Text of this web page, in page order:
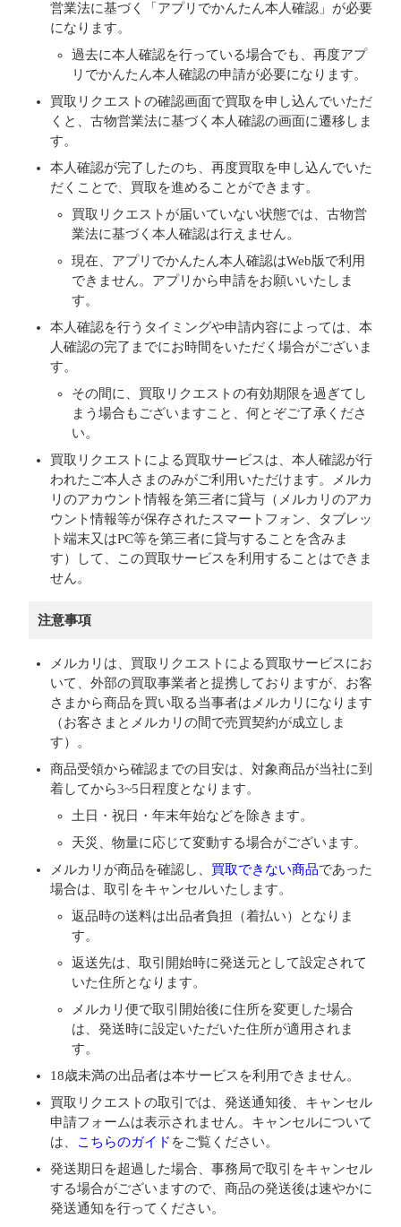
営業法に基づく「アプリでかんたん本人確認」が必要
になります。
過去に本人確認を行っている場合でも、再度アプ
リでかんたん本人確認の申請が必要になります。
買取リクエストの確認画面で買取を申し込んでいただ
くと、古物営業法に基づく本人確認の画面に遷移しま
す。
本人確認が完了したのち、再度買取を申し込んでいた
だくことで、買取を進めることができます。
買取リクエストが届いていない状態では、古物営
業法に基づく本人確認は行えません。
現在、アプリでかんたん本人確認はWeb版で利用
できません。アプリから申請をお願いいたしま
す。
本人確認を行うタイミングや申請内容によっては、本
人確認の完了までにお時間をいただく場合がございま
す。
その間に、買取リクエストの有効期限を過ぎてし
まう場合もございますこと、何とぞご了承くださ
い。
買取リクエストによる買取サービスは、本人確認が行
われたご本人さまのみがご利用いただけます。メルカ
リのアカウント情報を第三者に貸与（メルカリのアカ
ウント情報等が保存されたスマートフォン、タブレッ
ト端末又はPC等を第三者に貸与することを含みま
す）して、この買取サービスを利用することはできま
せん。
注意事項
メルカリは、買取リクエストによる買取サービスにお
いて、外部の買取事業者と提携しておりますが、お客
さまから商品を買い取る当事者はメルカリになります
（お客さまとメルカリの間で売買契約が成立しま
す）。
商品受領から確認までの目安は、対象商品が当社に到
着してから3~5日程度となります。
土日・祝日・年末年始などを除きます。
天災、物量に応じて変動する場合がございます。
メルカリが商品を確認し、 買取できない商品であった
場合は、取引をキャンセルいたします。
返品時の送料は出品者負担（着払い）となりま
す。
返送先は、取引開始時に発送元として設定されて
いた住所となります。
メルカリ便で取引開始後に住所を変更した場合
は、発送時に設定いただいた住所が適用されま
す。
18歳未満の出品者は本サービスを利用できません。
買取リクエストの取引では、発送通知後、キャンセル
申請フォームは表示されません。キャンセルについて
は、
こちらのガイド をご覧ください。
発送期日を超過した場合、事務局で取引をキャンセル
する場合がございますので、商品の発送後は速やかに
発送通知を行ってください。